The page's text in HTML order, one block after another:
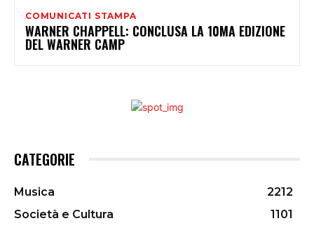
COMUNICATI STAMPA
WARNER CHAPPELL: CONCLUSA LA 10MA EDIZIONE
DEL WARNER CAMP
CATEGORIE
Musica
2212
Società e Cultura
1101